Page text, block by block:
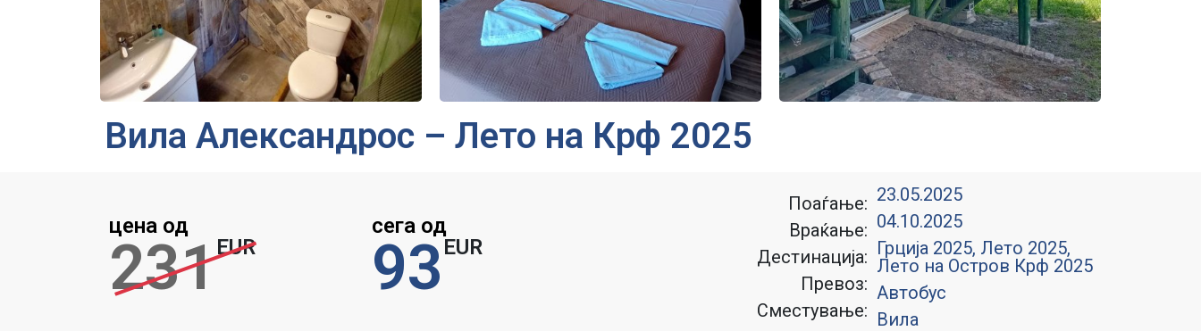
Вила Александрос – Лето на Крф 2025
цена од
231EUR
сега од
93 EUR
Поаѓање:
Враќање:
Дестинација:
Превоз:
Сместување:
23.05.2025
04.10.2025
Грција 2025, Лето 2025,
Лето на Остров Крф 2025
Автобус
Вила